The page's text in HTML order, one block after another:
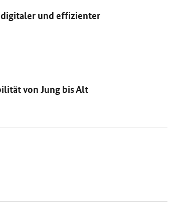
digitaler und effizienter
von Jung bis Alt